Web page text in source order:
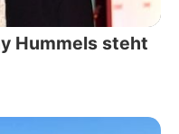
Hummels steht